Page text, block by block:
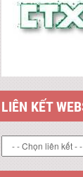
LIÊN KẾT